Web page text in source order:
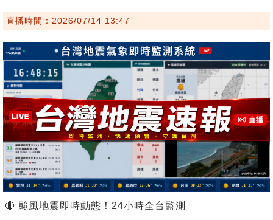
直播時間：2026/07/14 13:47
🔴 颱風地震即時動態！24小時全台監測